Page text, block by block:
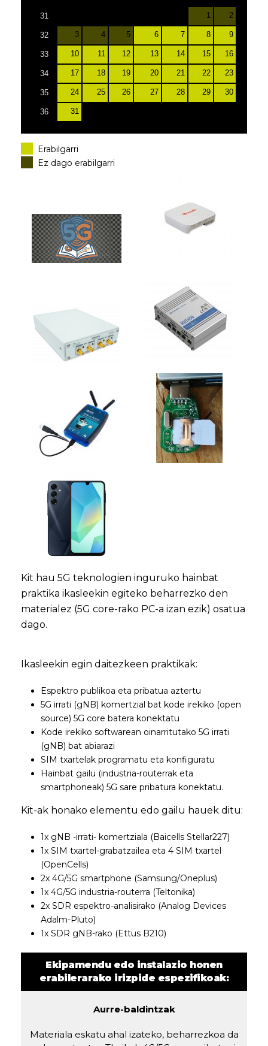
31 1 2
32 3 4 5 6 7 8 9
33 10 11 12 13 14 15 16
34 17 18 19 20 21 22 23
35 24 25 26 27 28 29 30
36 31
Erabilgarri
Ez dago erabilgarri
Kit hau 5G teknologien inguruko hainbat
praktika ikasleekin egiteko beharrezko den
materialez (5G core-rako PC-a izan ezik) osatua
dago.
Ikasleekin egin daitezkeen praktikak:
Espektro publikoa eta pribatua aztertu
5G irrati (gNB) komertzial bat kode irekiko (open
source) 5G core batera konektatu
Kode irekiko softwarean oinarritutako 5G irrati
(gNB) bat abiarazi
SIM txartelak programatu eta konfiguratu
Hainbat gailu (industria-routerrak eta
smartphoneak) 5G sare pribatura konektatu.
Kit-ak honako elementu edo gailu hauek ditu:
1x gNB -irrati- komertziala (Baicells Stellar227)
1x SIM txartel-grabatzailea eta 4 SIM txartel
(OpenCells)
2x 4G/5G smartphone (Samsung/Oneplus)
1x 4G/5G industria-routerra (Teltonika)
2x SDR espektro-analisirako (Analog Devices
Adalm-Pluto)
1x SDR gNB-rako (Ettus B210)
Ekipamendu edo instalazio honen
erabilerarako irizpide espezifikoak:
Aurre-baldintzak
Materiala eskatu ahal izateko, beharrezkoa da